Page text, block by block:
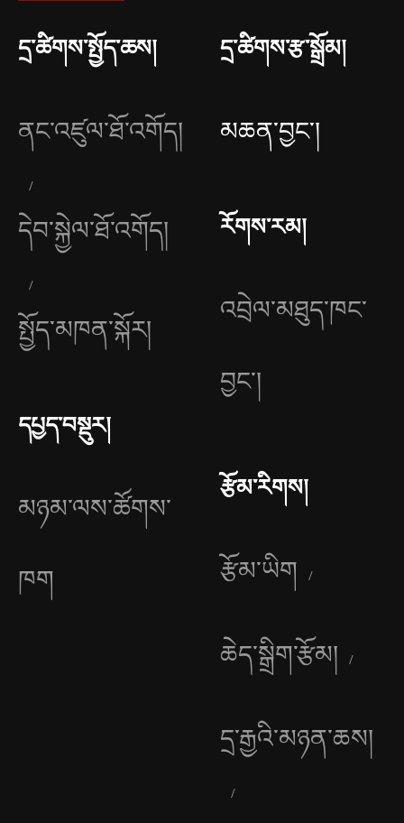
དྲ་ཚིགས་སྤྱོད་ཆས།
ནང་འཛུལ་ཐོ་འགོད།
དེབ་སྐྱེལ་ཐོ་འགོད།
སྤྱོད་མཁན་སྐོར།
དཔྱད་བསྡུར།
མཉམ་ལས་ཚོགས་
ཁག
དྲ་ཚིགས་རྩ་སྒྲོམ།
མཆན་བྱང༌།
རོགས་རམ།
འབྲེལ་མཐུད་ཁང་
བྱང༌།
རྩོམ་རིགས།
རྩོམ་ཡིག
ཆེད་སྒྲིག་རྩོམ།
དྲ་རྒྱའི་མཉན་ཆས།